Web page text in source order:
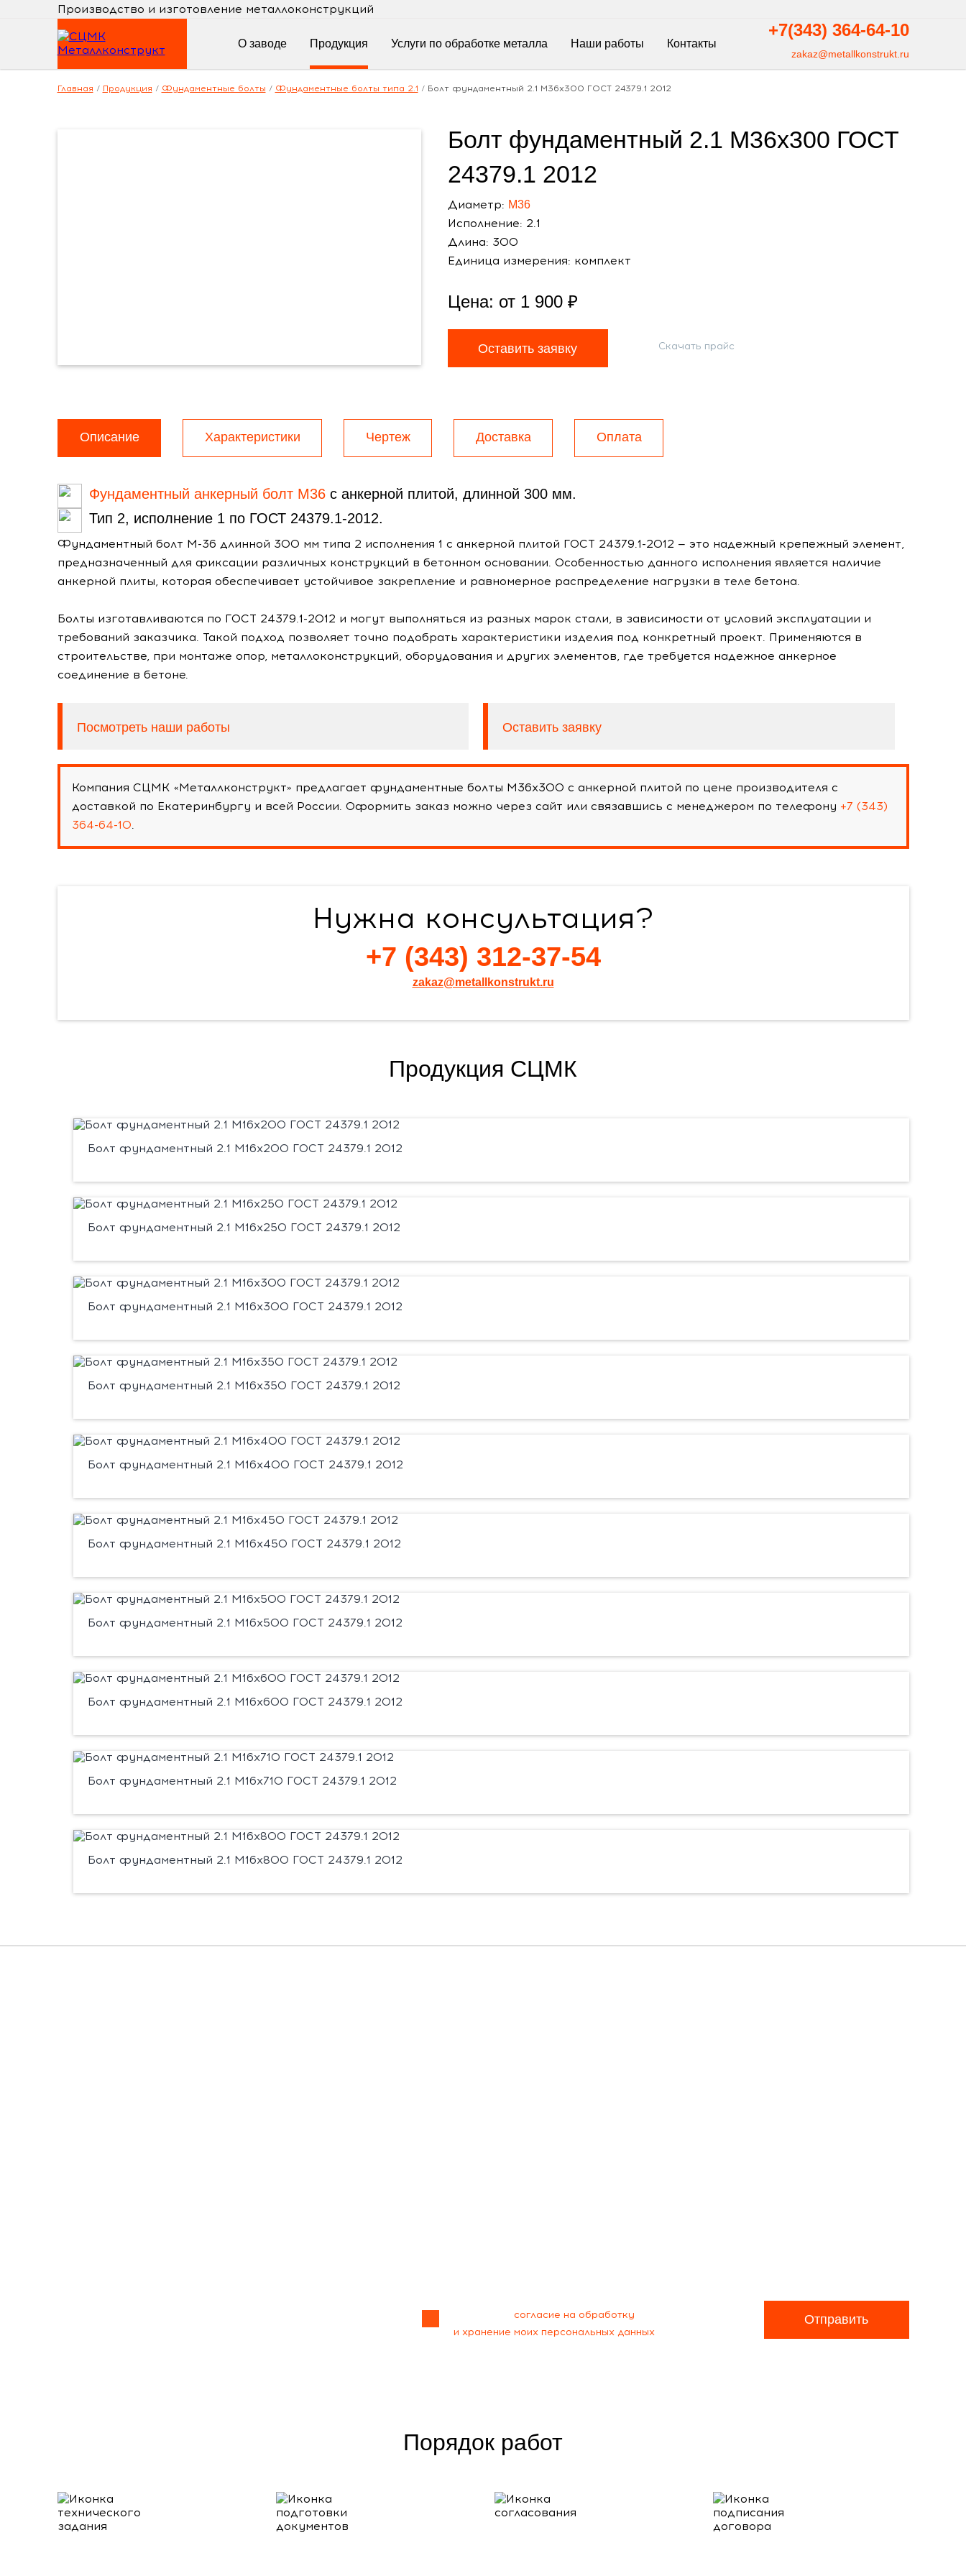
Производство и изготовление металлоконструкций
О заводе Продукция Услуги по обработке металла Наши работы Контакты
+7(343) 364-64-10
zakaz@metallkonstrukt.ru
Главная / Продукция / Фундаментные болты / Фундаментные болты типа 2.1 / Болт фундаментный 2.1 М36х300 ГОСТ 24379.1 2012
Болт фундаментный 2.1 М36х300 ГОСТ
24379.1 2012
Диаметр: М36
Исполнение: 2.1
Длина: 300
Единица измерения: комплект
Цена: от 1 900₽
Оставить заявку Скачать прайс
Описание Характеристики Чертеж Доставка Оплата
Фундаментный анкерный болт М36с анкерной плитой, длинной 300 мм.
Тип 2, исполнение 1 по ГОСТ 24379.1-2012.
Фундаментный болт М-36 длинной 300 мм типа 2 исполнения 1 с анкерной плитой ГОСТ 24379.1-2012 — это надежный крепежный элемент,
предназначенный для фиксации различных конструкций в бетонном основании. Особенностью данного исполнения является наличие
анкерной плиты, которая обеспечивает устойчивое закрепление и равномерное распределение нагрузки в теле бетона.
Болты изготавливаются по ГОСТ 24379.1-2012 и могут выполняться из разных марок стали, в зависимости от условий эксплуатации и
требований заказчика. Такой подход позволяет точно подобрать характеристики изделия под конкретный проект. Применяются в
строительстве, при монтаже опор, металлоконструкций, оборудования и других элементов, где требуется надежное анкерное
соединение в бетоне.
Посмотреть наши работы Оставить заявку
Компания СЦМК «Металлконструкт» предлагает фундаментные болты М36х300 с анкерной плитой по цене производителя с
доставкой по Екатеринбургу и всей России. Оформить заказ можно через сайт или связавшись с менеджером по телефону +7 (343)
364-64-10.
Нужна консультация?
+7 (343) 312-37-54
zakaz@metallkonstrukt.ru
Продукция СЦМК
Болт фундаментный 2.1 М16х200 ГОСТ 24379.1 2012
Болт фундаментный 2.1 М16х250 ГОСТ 24379.1 2012
Болт фундаментный 2.1 М16х300 ГОСТ 24379.1 2012
Болт фундаментный 2.1 М16х350 ГОСТ 24379.1 2012
Болт фундаментный 2.1 М16х400 ГОСТ 24379.1 2012
Болт фундаментный 2.1 М16х450 ГОСТ 24379.1 2012
Болт фундаментный 2.1 М16х500 ГОСТ 24379.1 2012
Болт фундаментный 2.1 М16х600 ГОСТ 24379.1 2012
Болт фундаментный 2.1 М16х710 ГОСТ 24379.1 2012
Болт фундаментный 2.1 М16х800 ГОСТ 24379.1 2012
согласие на обработку
и хранение моих персональных данных
Отправить
Порядок работ